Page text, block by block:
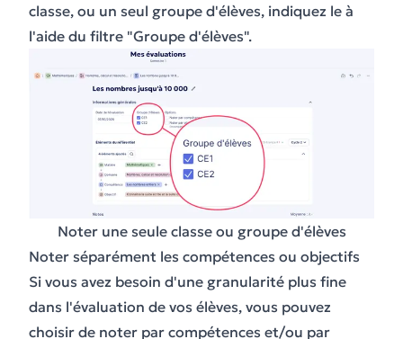
classe, ou un seul groupe d'élèves, indiquez le à
l'aide du filtre "Groupe d'élèves".
Noter une seule classe ou groupe d'élèves
Noter séparément les compétences ou objectifs
Si vous avez besoin d'une granularité plus fine
dans l'évaluation de vos élèves, vous pouvez
choisir de noter par compétences et/ou par